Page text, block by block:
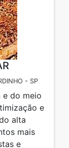
- SP
e do meio
e
alta
mais
e